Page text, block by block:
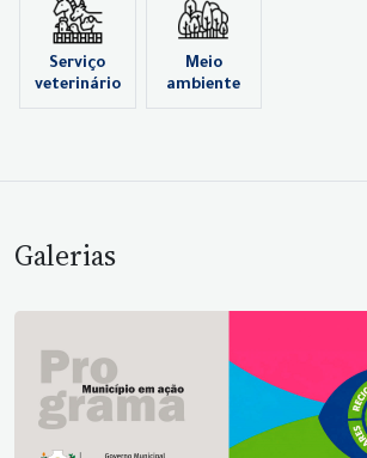
Serviço
veterinário
Meio
ambiente
Galerias